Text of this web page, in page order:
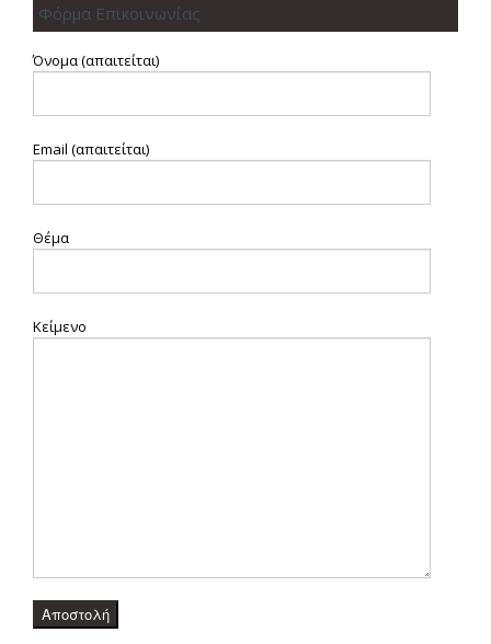
Φόρμα Επικοινωνίας
Όνομα (απαιτείται)
Email (απαιτείται)
Θέμα
Κείμενο